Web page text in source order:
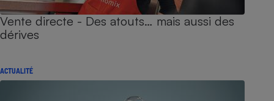
Vente directe - Des atouts… mais aussi des
dérives
ACTUALITÉ